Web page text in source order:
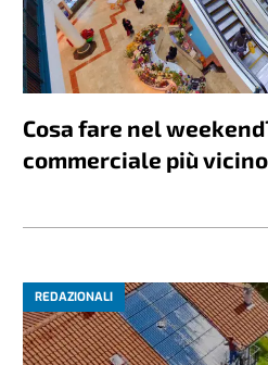
Cosa fare nel
commerciale più
REDAZIONALI